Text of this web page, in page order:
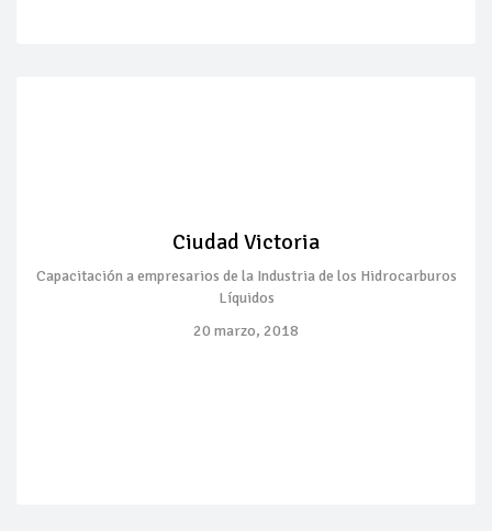
Ciudad Victoria
Capacitación a empresarios de la Industria de los Hidrocarburos
Líquidos
20 marzo, 2018